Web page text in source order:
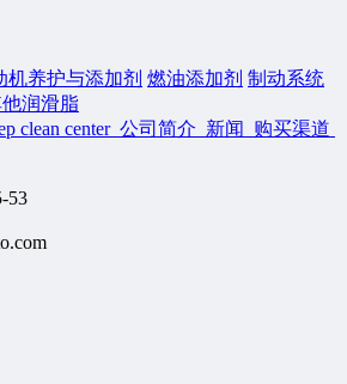
机养护与添加剂 燃油添加剂 制动系统
润滑脂
clean center 公司简介 新闻
购买渠道
53